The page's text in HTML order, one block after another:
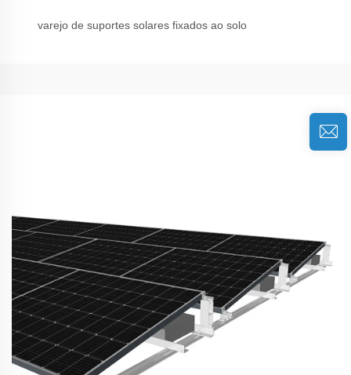
varejo de suportes solares fixados ao solo